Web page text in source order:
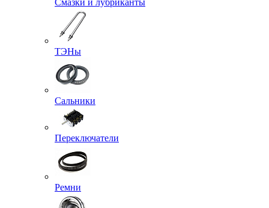
Смазки и лубриканты
ТЭНы
Сальники
Переключатели
Ремни